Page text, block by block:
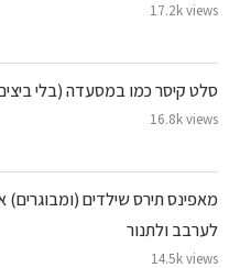
17.2k views
סלט קיסר כמו במסעדה (בלי
16.8k views
מאפינס תירס שילדים (ומבוגרים)
לערבב ולתנור
14.5k views